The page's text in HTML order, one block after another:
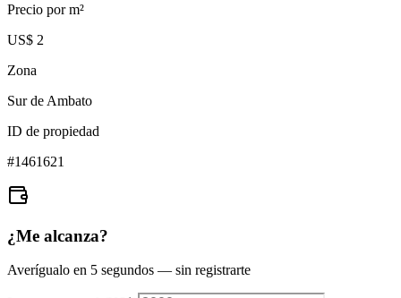
Precio por m²
US$ 2
Zona
Sur de Ambato
ID de propiedad
#1461621
¿Me alcanza?
Averígualo en 5 segundos — sin registrarte